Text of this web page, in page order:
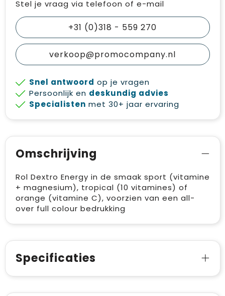
Stel je vraag via telefoon of e-mail
+31 (0)318 - 559 270
verkoop@promocompany.nl
Snel antwoord op je vragen
Persoonlijk en deskundig advies
Specialisten met 30+ jaar ervaring
Omschrijving
Rol Dextro Energy in de smaak sport (vitamine
+ magnesium), tropical (10 vitamines) of
orange (vitamine C), voorzien van een all-
over full colour bedrukking
Specificaties